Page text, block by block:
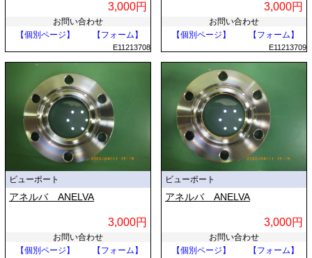
3,000円
お問い合わせ
【個別ページ】
【フォーム】
E11213708
3,000円
お問い合わせ
【個別ページ】
【フォーム】
E11213709
ビューポート
アネルバ ANELVA
3,000円
お問い合わせ
【個別ページ】
【フォーム】
ビューポート
アネルバ ANELVA
3,000円
お問い合わせ
【個別ページ】
【フォーム】